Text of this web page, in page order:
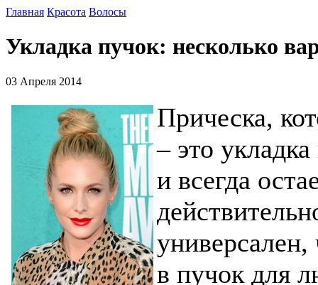
Главная Красота Волосы
Укладка пучок: несколько
03 Апреля 2014
Прическа,
– это
и всегда
в пучок для